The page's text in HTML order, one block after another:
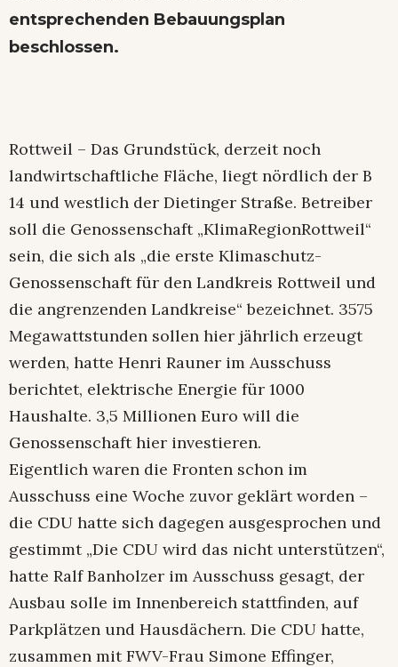
entsprechenden Bebauungsplan
beschlossen.
Rottweil – Das Grundstück, derzeit noch
landwirtschaftliche Fläche, liegt nördlich der B
14 und westlich der Dietinger Straße. Betreiber
soll die Genossenschaft „KlimaRegionRottweil“
sein, die sich als „die erste Klimaschutz-
Genossenschaft für den Landkreis Rottweil und
die angrenzenden Landkreise“ bezeichnet. 3575
Megawattstunden sollen hier jährlich erzeugt
werden, hatte Henri Rauner im Ausschuss
berichtet, elektrische Energie für 1000
Haushalte. 3,5 Millionen Euro will die
Genossenschaft hier investieren.
Eigentlich waren die Fronten schon im
Ausschuss eine Woche zuvor geklärt worden –
die CDU hatte sich dagegen ausgesprochen und
gestimmt „Die CDU wird das nicht unterstützen“,
hatte Ralf Banholzer im Ausschuss gesagt, der
Ausbau solle im Innenbereich stattfinden, auf
Parkplätzen und Hausdächern. Die CDU hatte,
zusammen mit FWV-Frau Simone Effinger,